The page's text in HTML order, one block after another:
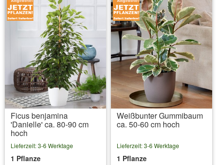
Ficus benjamina
'Danielle' ca. 80-90 cm
hoch
Lieferzeit: 3-6 Werktage
1 Pflanze
Weißbunter Gummibaum
ca. 50-60 cm hoch
Lieferzeit: 3-6 Werktage
1 Pflanze